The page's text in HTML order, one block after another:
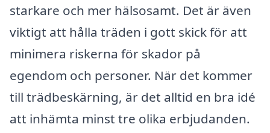
starkare och mer hälsosamt. Det är även
viktigt att hålla träden i gott skick för att
minimera riskerna för skador på
egendom och personer. När det kommer
till trädbeskärning, är det alltid en bra idé
att inhämta minst tre olika erbjudanden.